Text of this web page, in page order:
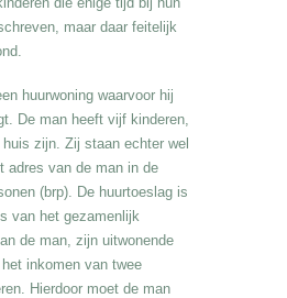
maar daar feitelijk
huurwoning waarvoor hij
De man heeft vijf kinderen,
zijn. Zij staan echter wel
adres van de man in de
(brp). De huurtoeslag is
van het gezamenlijk
de man, zijn uitwonende
inkomen van twee
Hierdoor moet de man